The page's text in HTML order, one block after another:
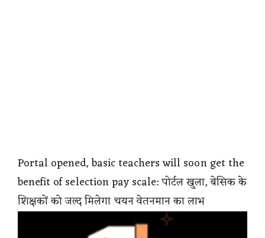
Portal opened, basic teachers will soon get the
benefit of selection pay scale: पोर्टल खुला, बेसिक के
शिक्षकों को जल्द मिलेगा चयन वेतनमान का लाभ